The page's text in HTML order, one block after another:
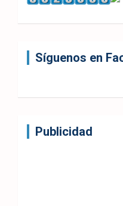
Síguenos en
Publicidad